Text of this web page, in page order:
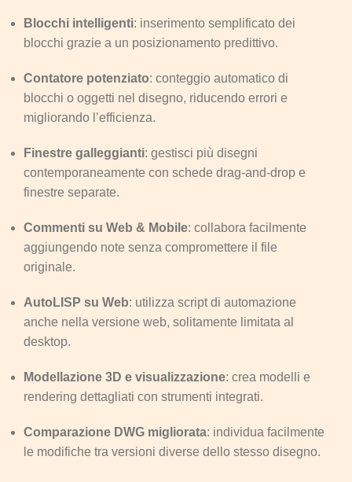
Blocchi intelligenti: inserimento semplificato dei
blocchi grazie a un posizionamento predittivo.
Contatore potenziato: conteggio automatico di
blocchi o oggetti nel disegno, riducendo errori e
migliorando l’efficienza.
Finestre galleggianti: gestisci più disegni
contemporaneamente con schede drag‑and‑drop e
finestre separate.
Commenti su Web & Mobile: collabora facilmente
aggiungendo note senza compromettere il file
originale.
AutoLISP su Web: utilizza script di automazione
anche nella versione web, solitamente limitata al
desktop.
Modellazione 3D e visualizzazione: crea modelli e
rendering dettagliati con strumenti integrati.
Comparazione DWG migliorata: individua facilmente
le modifiche tra versioni diverse dello stesso disegno.